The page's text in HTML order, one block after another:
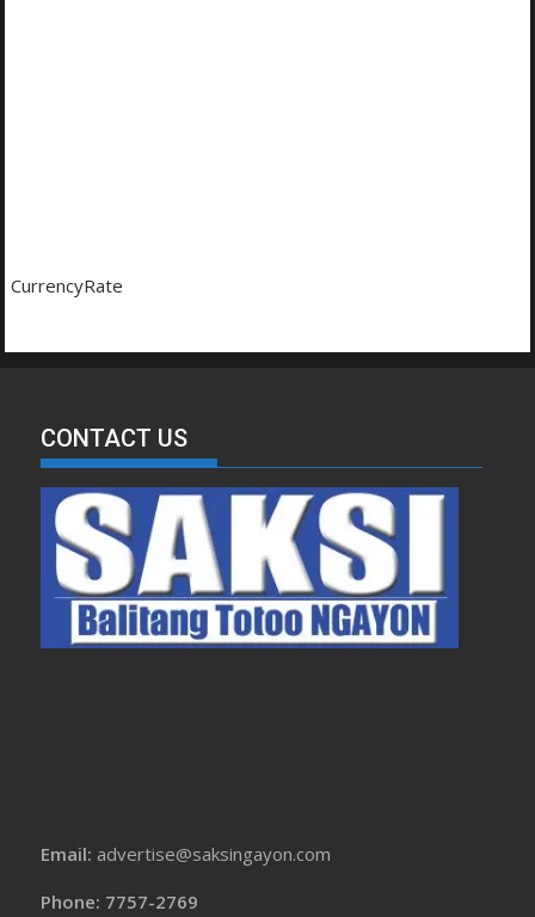
CurrencyRate
CONTACT US
Email: advertise@saksingayon.com
Phone: 7757-2769